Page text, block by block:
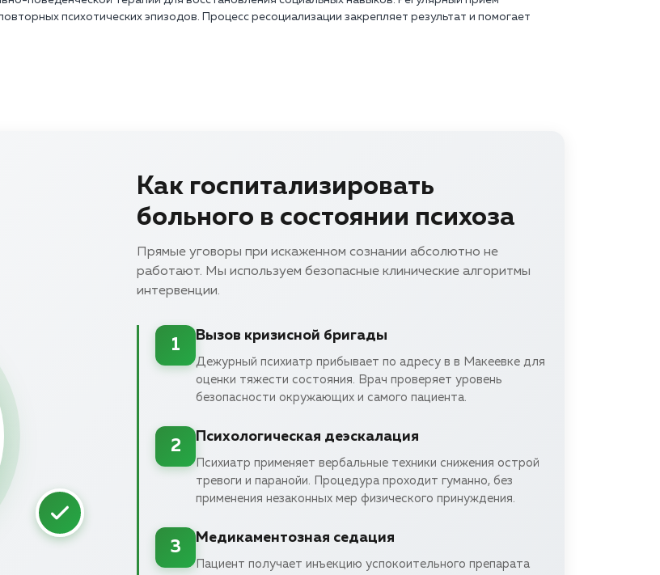
психотических эпизодов. Процесс ресоциализации закрепляет результат и помогает
Как госпитализировать
больного в состоянии психоза
Прямые уговоры при искаженном сознании абсолютно не
работают. Мы используем безопасные клинические алгоритмы
интервенции.
1
Вызов кризисной бригады
Дежурный психиатр прибывает по адресу в в Макеевке для
оценки тяжести состояния. Врач проверяет уровень
безопасности окружающих и самого пациента.
2
Психологическая деэскалация
Психиатр применяет вербальные техники снижения острой
тревоги и паранойи. Процедура проходит гуманно, без
применения незаконных мер физического принуждения.
3
Медикаментозная седация
Пациент получает инъекцию успокоительного препарата